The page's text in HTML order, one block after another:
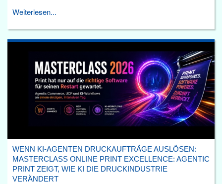
Weiterlesen...
WENN KI-AGENTEN DRUCKAUFTRÄGE AUSLÖSEN:
MASTERCLASS ONLINE PRINT EXCELLENCE: AGENTIC
PRINT ZEIGT, WIE KI DIE DRUCKINDUSTRIE
VERÄNDERT